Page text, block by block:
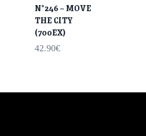
N°246 – MOVE
THE CITY
(700EX)
42.90€